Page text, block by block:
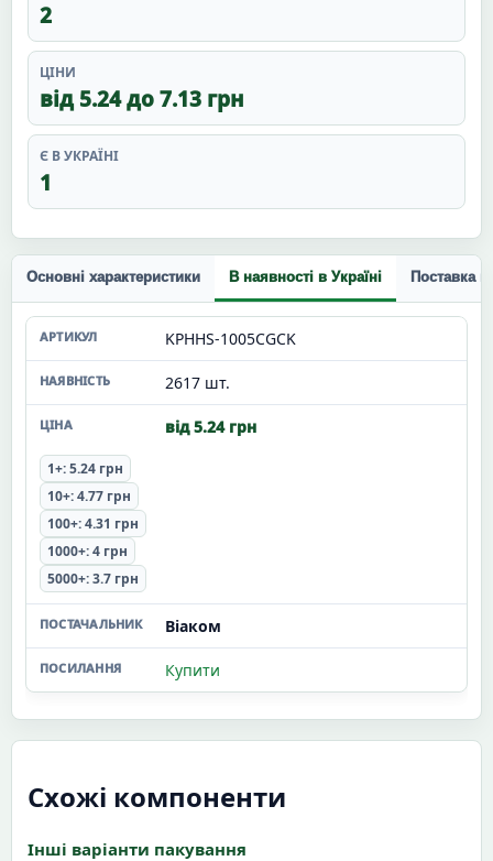
2
ЦІНИ
від 5.24 до 7.13 грн
Є В УКРАЇНІ
1
Основні характеристики В наявності в Україні Поставка
KPHHS-1005CGCK
2617 шт.
від 5.24 грн
1+: 5.24 грн
10+: 4.77 грн
100+: 4.31 грн
1000+: 4 грн
5000+: 3.7 грн
Віаком
Купити
Схожі компоненти
Інші варіанти пакування